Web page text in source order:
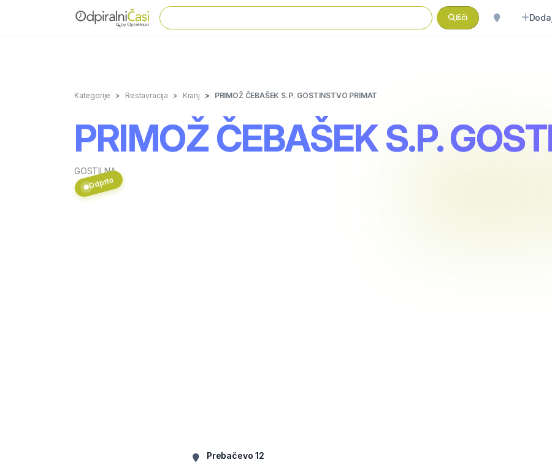
Išči
Kategorije Restavracija Kranj PRIMOŽ ČEBAŠEK S.P. GOSTINSTVO PRIMAT
PRIMOŽ ČEBAŠEK S.P.
GOSTILNA
Odprto
Prebačevo 12